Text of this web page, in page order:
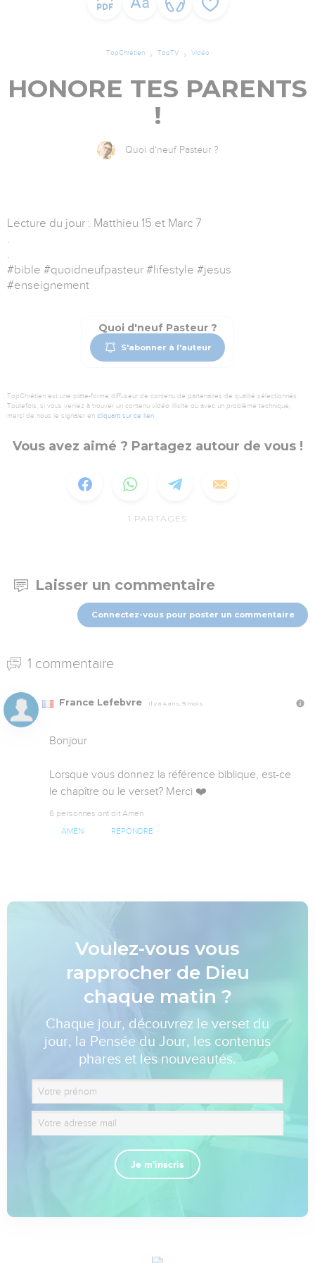
TopChrétien TopTV Vidéo
HONORE TES PARENTS
!
Quoi d'neuf Pasteur ?
Lecture du jour : Matthieu 15 et Marc 7
.
.
#bible #quoidneufpasteur #lifestyle #jesus
#enseignement
Quoi d'neuf Pasteur ?
S'abonner à l'auteur
TopChrétien est une plate-forme diffuseur de contenu de partenaires de qualité sélectionnés.
Toutefois, si vous veniez à trouver un contenu vidéo illicite ou avec un problème technique,
merci de nous le signaler en cliquant sur ce lien.
Vous avez aimé ? Partagez autour de vous !
1 PARTAGES
Laisser un commentaire
Connectez-vous pour poster un commentaire
1 commentaire
France Lefebvre Il y a 4 ans, 9 mois
Bonjour
Lorsque vous donnez la référence biblique, est-ce
le chapître ou le verset? Merci ❤️
6 personnes ont dit Amen
AMEN RÉPONDRE
Voulez-vous vous
rapprocher de Dieu
chaque matin ?
Chaque jour, découvrez le verset du
jour, la Pensée du Jour, les contenus
phares et les nouveautés.
Je m'inscris